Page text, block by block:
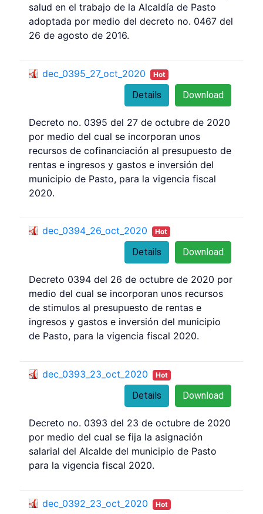
salud en el trabajo de la Alcaldía de Pasto
adoptada por medio del decreto no. 0467 del
26 de agosto de 2016.
dec_0395_27_oct_2020 Hot
Download
Details
Decreto no. 0395 del 27 de octubre de 2020
por medio del cual se incorporan unos
recursos de cofinanciación al presupuesto de
rentas e ingresos y gastos e inversión del
municipio de Pasto, para la vigencia fiscal
2020.
dec_0394_26_oct_2020 Hot
Download
Details
Decreto 0394 del 26 de octubre de 2020 por
medio del cual se incorporan unos recursos
de stimulos al presupuesto de rentas e
ingresos y gastos e inversión del municipio
de Pasto, para la vigencia fiscal 2020.
dec_0393_23_oct_2020 Hot
Download
Details
Decreto no. 0393 del 23 de octubre de 2020
por medio del cual se fija la asignación
salarial del Alcalde del municipio de Pasto
para la vigencia fiscal 2020.
dec_0392_23_oct_2020 Hot